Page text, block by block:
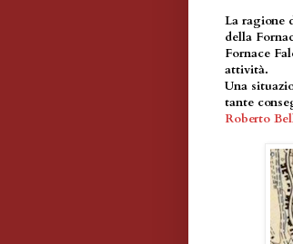
La ragione
della
Fornace
attività.
Una
tante
Roberto